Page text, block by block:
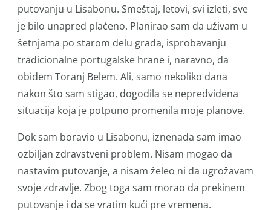
putovanju u Lisabonu. Smeštaj, letovi, svi izleti, sve
je bilo unapred plaćeno. Planirao sam da uživam u
šetnjama po starom delu grada, isprobavanju
tradicionalne portugalske hrane i, naravno, da
obiđem Toranj Belem. Ali, samo nekoliko dana
nakon što sam stigao, dogodila se nepredviđena
situacija koja je potpuno promenila moje planove.
Dok sam boravio u Lisabonu, iznenada sam imao
ozbiljan zdravstveni problem. Nisam mogao da
nastavim putovanje, a nisam želeo ni da ugrožavam
svoje zdravlje. Zbog toga sam morao da prekinem
putovanje i da se vratim kući pre vremena.